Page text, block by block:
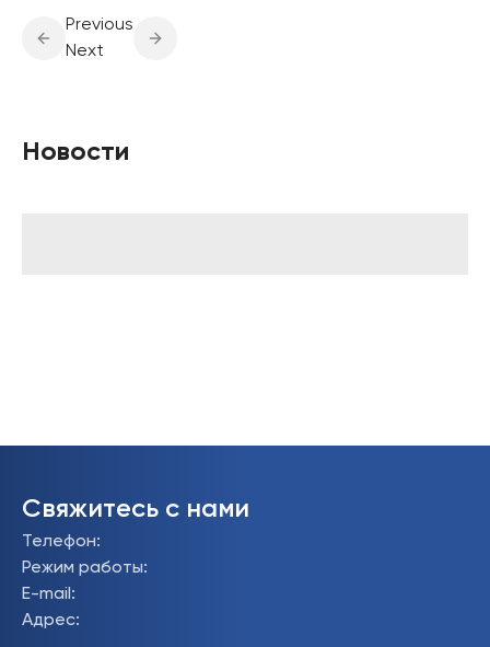
Previous
Next
Новости
Свяжитесь с нами
Телефон:
Режим работы:
E-mail :
Адрес: